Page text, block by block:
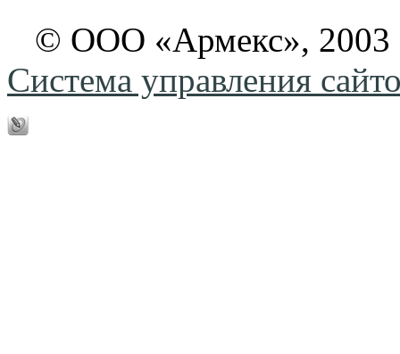
© ООО «Армекс»,
Система управления